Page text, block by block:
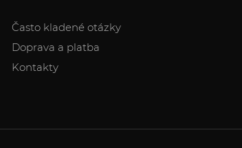
Často kladené otázky
Doprava a platba
Kontakty